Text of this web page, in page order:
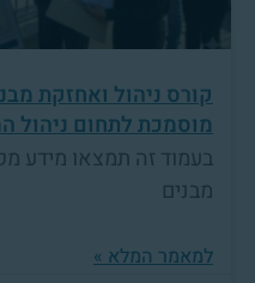
קורס ניהול ואחזקת
מוסמכת לתחום ניהול
בעמוד זה תמצאו מידע
מבנים
למאמר המלא »